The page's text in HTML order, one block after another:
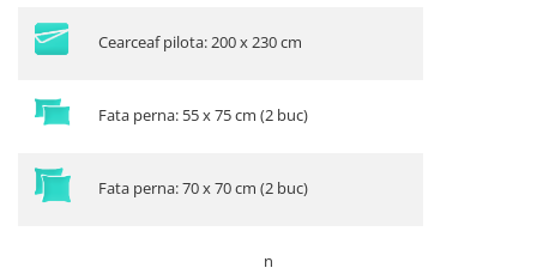
Cearceaf pilota: 200 x 230 cm
Fata perna: 55 x 75 cm (2 buc)
Fata perna: 70 x 70 cm (2 buc)
n